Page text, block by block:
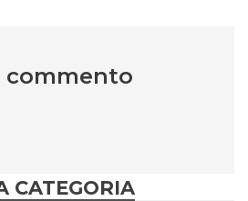
commento
CATEGORIA